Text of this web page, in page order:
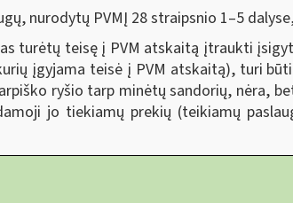
nurodytų PVMĮ 28 straipsnio 1–5
turėtų teisę į PVM atskaitą įtraukti
įgyjama teisė į PVM atskaitą), turi
ryšio tarp minėtų sandorių, nėra,
jo tiekiamų prekių (teikiamų